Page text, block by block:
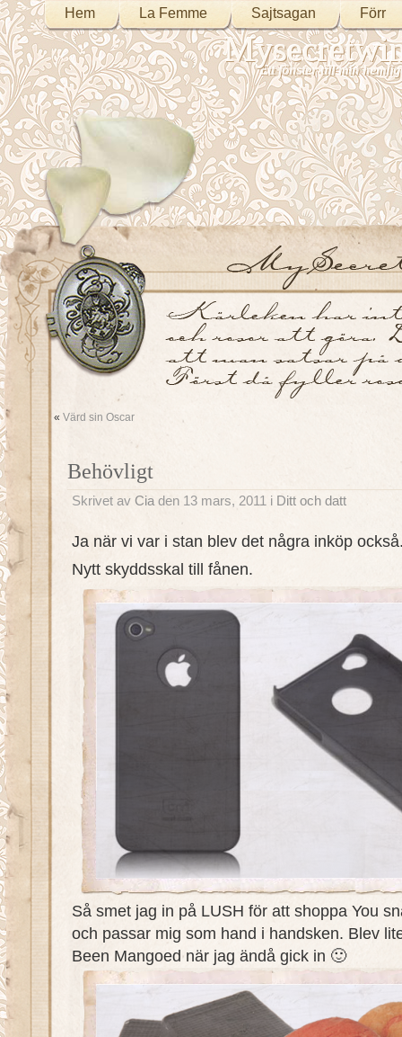
Hem La Femme Sajtsagan Förr
Ett fönster till min
« Värd sin Oscar
Behövligt
Skrivet av Cia den 13 mars, 2011 i Ditt och datt
Ja när vi var i stan blev det några inköp
Nytt skyddsskal till fånen.
Så smet jag in på LUSH för att shoppa You
och passar mig som hand i handsken. Blev
Been Mangoed när jag ändå gick in 🙂